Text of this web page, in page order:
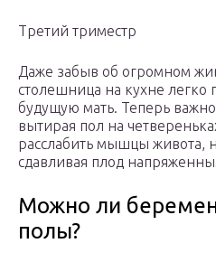
Третий триместр
Даже забыв об огромном
столешница на кухне легко
будущую мать. Теперь важно
вытирая пол на
расслабить мышцы живота,
сдавливая плод
Можно ли
полы?